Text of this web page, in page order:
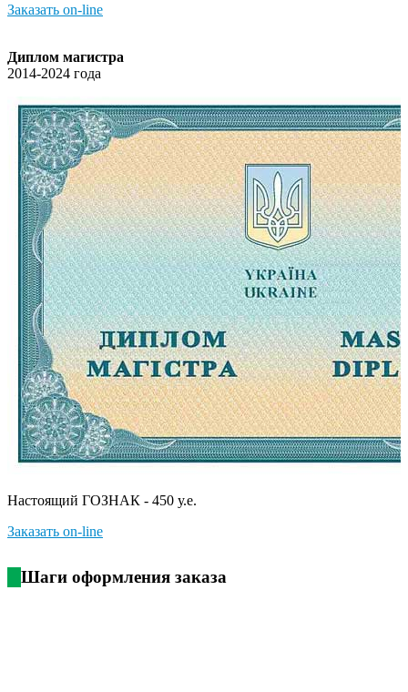
Заказать on-line
Диплом магистра
2014-2024 года
Настоящий ГОЗНАК - 450 у.е.
Заказать on-line
Шаги оформления заказа